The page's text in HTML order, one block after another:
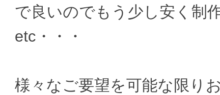
で良いのでもう少し安く制
etc・・・
様々なご要望を可能な限り